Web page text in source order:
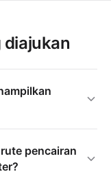
diajukan
pencairan